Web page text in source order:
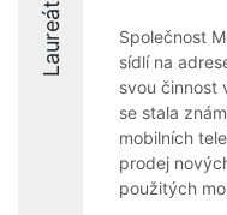
Laureáti
Společnost
sídlí na
svou činnost
se stala
mobilních
prodej
použitých